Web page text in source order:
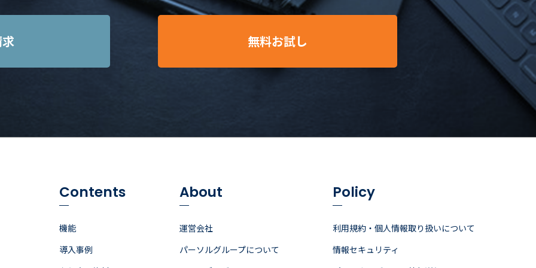
無料お試し
Contents
機能
導入事例
About
運営会社
パーソルグループについて
Policy
利用規約・個人情報取り扱いについて
情報セキュリティ